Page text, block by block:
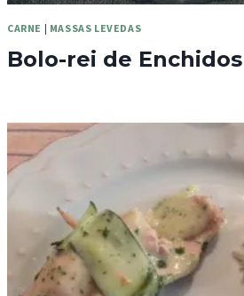
CARNE | MASSAS LEVEDAS
Bolo-rei de Enchidos